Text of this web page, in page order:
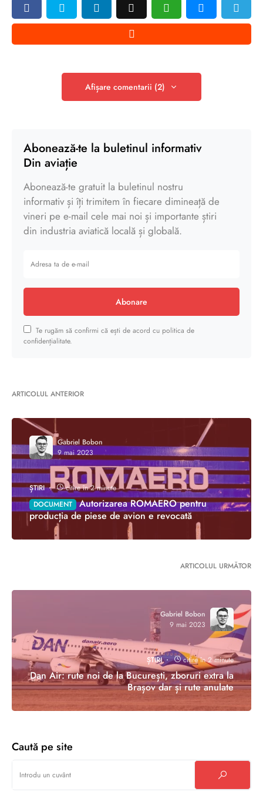
Afișare comentarii (2)
Abonează-te la buletinul informativ
Din aviație
Abonează-te gratuit la buletinul nostru
informativ și îți trimitem în fiecare dimineață de
vineri pe e-mail cele mai noi și importante știri
din industria aviatică locală și globală.
Abonare
Te rugăm să confirmi că ești de acord cu politica de
confidențialitate.
ARTICOLUL ANTERIOR
Gabriel Bobon
9 mai 2023
ȘTIRI
citire în 2 minute
DOCUMENT Autorizarea ROMAERO pentru
producția de piese de avion e revocată
ARTICOLUL URMĂTOR
Gabriel Bobon
9 mai 2023
ȘTIRI citire în 2 minute
Dan Air: rute noi de la București, zboruri extra la
Brașov dar și rute anulate
Caută pe site